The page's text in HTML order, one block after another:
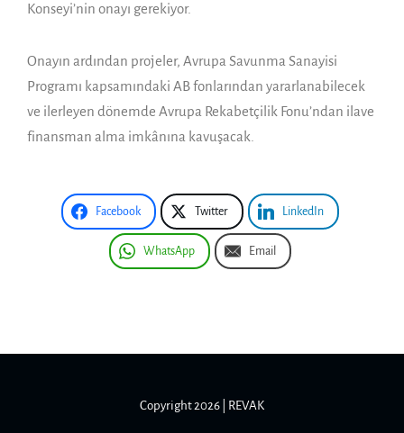
Konseyi’nin onayı gerekiyor.
Onayın ardından projeler, Avrupa Savunma Sanayisi
Programı kapsamındaki AB fonlarından yararlanabilecek
ve ilerleyen dönemde Avrupa Rekabetçilik Fonu’ndan ilave
finansman alma imkânına kavuşacak.
Facebook Twitter LinkedIn
WhatsApp Email
Copyright 2026 | REVAK